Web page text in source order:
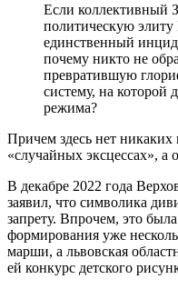
Если коллективный
политическую
единственный
почему никто не
превратившую
систему, на которой
режима?
Причем здесь нет никаких
«случайных эксцессах», а
В декабре 2022 года
заявил, что символика
запрету. Впрочем, это
формирования уже
марши, а львовская
ей конкурс детского